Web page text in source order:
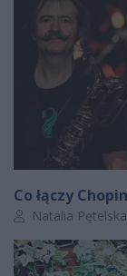
Co łączy
Autor artykułu:
Natalia Pętelska